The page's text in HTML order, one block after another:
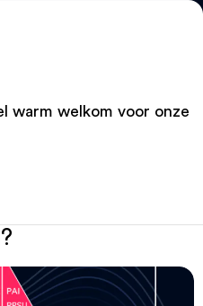
warm welkom voor onze